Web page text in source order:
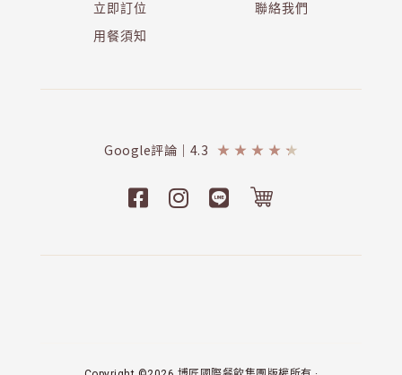
立即訂位
用餐須知
聯絡我們
Google評論｜4.3 ★ ★ ★ ★ ★